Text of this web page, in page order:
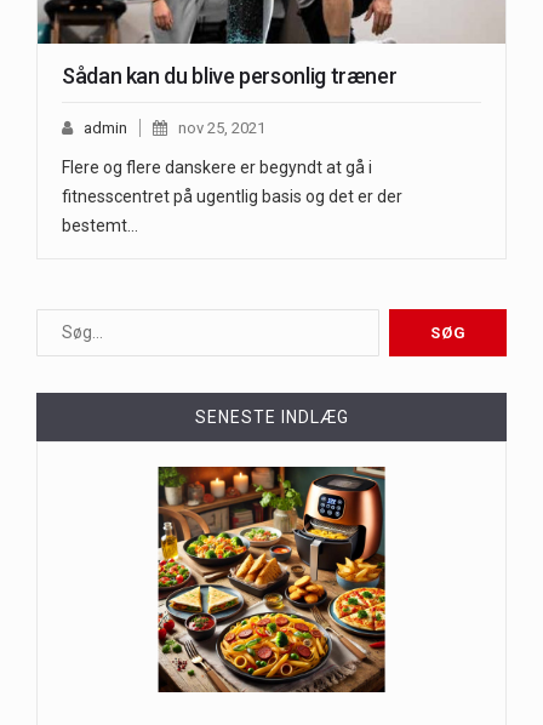
Sådan kan du blive personlig træner
admin nov 25, 2021
Flere og flere danskere er begyndt at gå i
fitnesscentret på ugentlig basis og det er der
bestemt…
SENESTE INDLÆG